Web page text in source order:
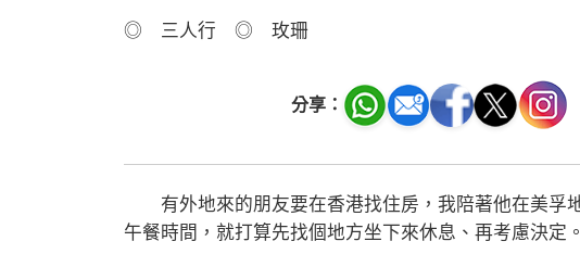
◎ 三人行 ◎ 玫珊
分享：
有外地來的朋友要在香港找住房，我陪著他在美孚
午餐時間，就打算先找個地方坐下來休息、再考慮決定。